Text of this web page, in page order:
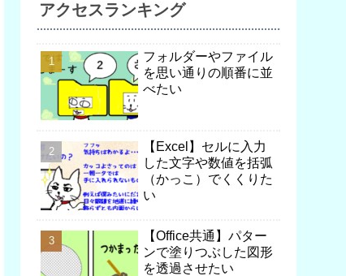
アクセスランキング
フォルダーやファイル
を思い通りの順番に並
べたい
【Excel】セルに入力
した文字や数値を括弧
（かっこ）でくくりた
い
【Office共通】パター
ンで塗りつぶした図形
を透過させたい